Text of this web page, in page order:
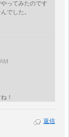
ってみたのです
でした。
！
返信